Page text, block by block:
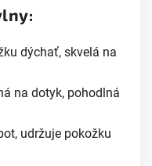
dýchať, skvelá na
na dotyk, pohodlná
udržuje pokožku